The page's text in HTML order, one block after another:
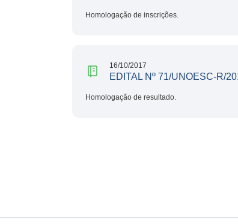
Homologação de inscrições.
16/10/2017
EDITAL Nº 71/UNOESC-R/
Homologação de resultado.